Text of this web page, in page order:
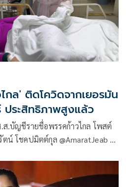
กล' ติดโควิดจากเยอรมัน
ประสิทธิภาพสูงแล้ว
.บัญชีรายชื่อพรรคก้าวไกล โพสต์
โชคปมิตต์กุล @AmaratJeab ว่า